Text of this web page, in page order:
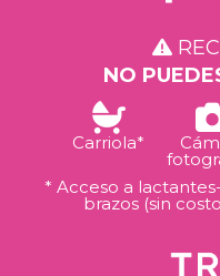
NO
Carriola*
* Acceso a
brazos (sin